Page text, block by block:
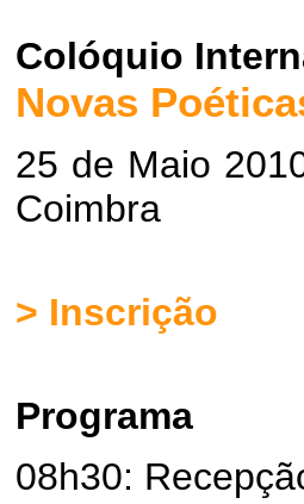
Colóquio
Novas
25 de Maio
Coimbra
> Inscrição
Programa
08h30: